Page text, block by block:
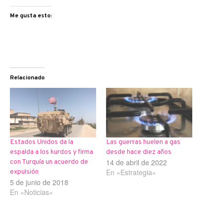
Me gusta esto:
Relacionado
Estados Unidos da la
espalda a los kurdos y firma
con Turquía un acuerdo de
expulsión
5 de junio de 2018
En «Noticias»
Las guerras huelen a gas
desde hace diez años
14 de abril de 2022
En «Estrategia»